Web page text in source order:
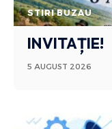
STIRI BUZAU
INVITAȚIE!
5 AUGUST 2026